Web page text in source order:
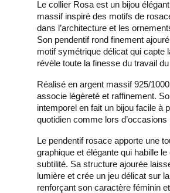
Le collier Rosa est un bijou
massif inspiré des motifs de
dans l’architecture et les
Son pendentif rond finement
motif symétrique délicat qui capte
révèle toute la finesse du travail
Réalisé en argent massif 925/
associe légèreté et raffinement.
intemporel en fait un bijou facile à
quotidien comme lors d’occasions
Le pendentif rosace apporte une
graphique et élégante qui habille
subtilité. Sa structure ajourée
lumière et crée un jeu délicat sur
renforçant son caractère féminin